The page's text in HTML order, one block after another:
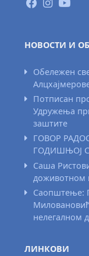
НОВОСТИ И
Обележен
Потписан
Удружења
заштите
ГОВОР
ГОДИШЊОЈ
Саша
доживотном
Саопштење:
нелегалном
ЛИНКОВИ